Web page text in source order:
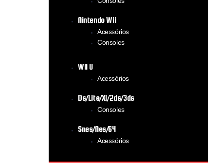
Nintendo Wii
Acessórios
Consoles
Wii U
Acessórios
Ds/Lite/Xl/2ds/3ds
Consoles
Snes/Nes/64
Acessórios